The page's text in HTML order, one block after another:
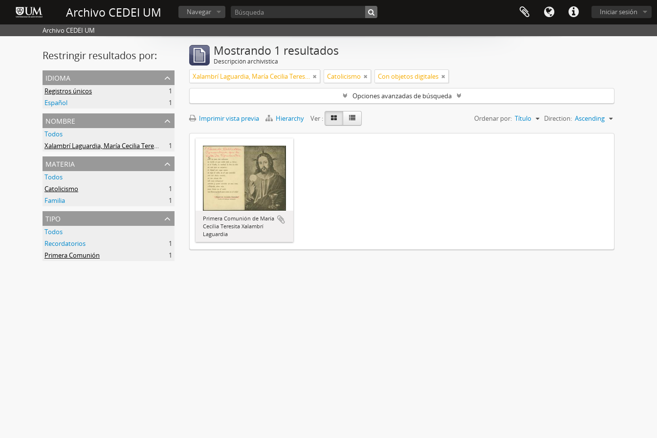
Archivo CEDEI UM Iniciar sesión
Navegar
Archivo CEDEI UM
Restringir resultados por:
idioma
Registros únicos
1
Español
1
nombre
Todos
Xalambrí Laguardia, María Cecilia Teresita
1
materia
Todos
Catolicismo
1
Familia
1
tipo
Todos
Recordatorios
1
Primera Comunión
1
Mostrando 1 resultados
Descripción archivística
Xalambrí Laguardia, María Cecilia Teresita Catolicismo Con objetos digitales
Opciones avanzadas de búsqueda
Imprimir vista previa Hierarchy Ver : Ordenar por: Título Direction: Ascending
Primera Comunión de María
Cecilia Teresita Xalambrí
Laguardia